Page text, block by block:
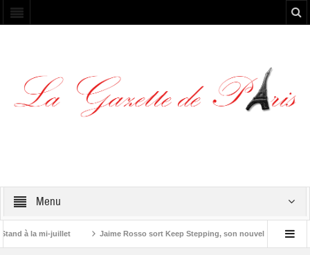
Menu
à la mi-juillet Jaime Rosso sort Keep Stepping, son nouvel EP